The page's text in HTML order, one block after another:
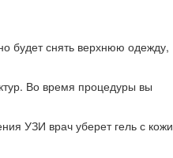
будет снять верхнюю одежду,
Во время процедуры вы
УЗИ врач уберет гель с кожи